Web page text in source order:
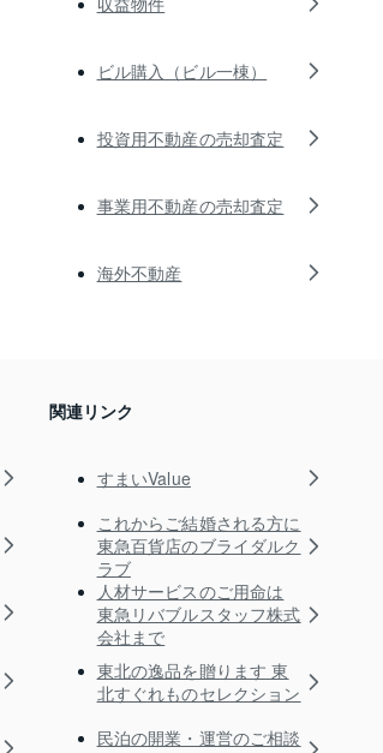
ビル購入（ビル一棟）
投資用不動産の売却査定
事業用不動産の売却査定
海外不動産
関連リンク
すまいValue
これからご結婚される方に
東急百貨店のブライダルク
ラブ
人材サービスのご用命は
東急リバブルスタッフ株式
会社まで
東北の逸品を贈ります 東
北すぐれものセレクション
民泊の開業・運営のご相談